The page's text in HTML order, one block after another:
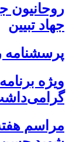
روحانیون
جهاد تبیین
پرسشنامه
ویژه
گرامی‌داشت
مراسم